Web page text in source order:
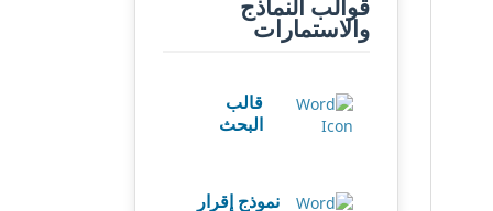
قوالب النماذج
والاستمارات
قالب
البحث
نموذج إقرار